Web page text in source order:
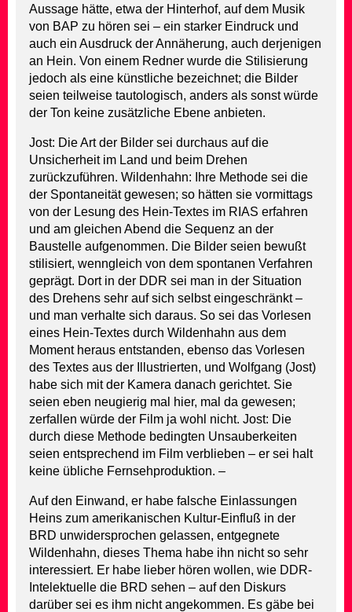
Aussage hätte, etwa der Hinterhof, auf dem Musik
von BAP zu hören sei – ein starker Eindruck und
auch ein Ausdruck der Annäherung, auch derjenigen
an Hein. Von einem Redner wurde die Stilisierung
jedoch als eine künstliche bezeichnet; die Bilder
seien teilweise tautologisch, anders als sonst würde
der Ton keine zusätzliche Ebene anbieten.
Jost: Die Art der Bilder sei durchaus auf die
Unsicherheit im Land und beim Drehen
zurückzuführen. Wildenhahn: Ihre Methode sei die
der Spontaneität gewesen; so hätten sie vormittags
von der Lesung des Hein-Textes im RIAS erfahren
und am gleichen Abend die Sequenz an der
Baustelle aufgenommen. Die Bilder seien bewußt
stilisiert, wenngleich von dem spontanen Verfahren
geprägt. Dort in der DDR sei man in der Situation
des Drehens sehr auf sich selbst eingeschränkt –
und man verhalte sich daraus. So sei das Vorlesen
eines Hein-Textes durch Wildenhahn aus dem
Moment heraus entstanden, ebenso das Vorlesen
des Textes aus der Illustrierten, und Wolfgang (Jost)
habe sich mit der Kamera danach gerichtet. Sie
seien eben neugierig mal hier, mal da gewesen;
zerfallen würde der Film ja wohl nicht. Jost: Die
durch diese Methode bedingten Unsauberkeiten
seien entsprechend im Film verblieben – er sei halt
keine übliche Fernsehproduktion. –
Auf den Einwand, er habe falsche Einlassungen
Heins zum amerikanischen Kultur-Einfluß in der
BRD unwidersprochen gelassen, entgegnete
Wildenhahn, dieses Thema habe ihn nicht so sehr
interessiert. Er habe lieber hören wollen, wie DDR-
Intelektuelle die BRD sehen – auf den Diskurs
darüber sei es ihm nicht angekommen. Es gäbe bei